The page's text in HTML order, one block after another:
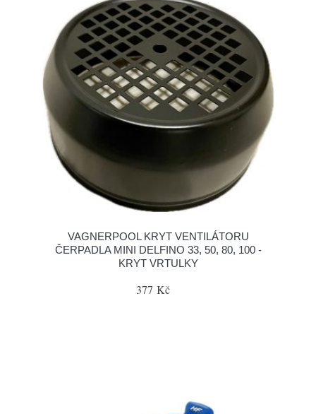
VAGNERPOOL KRYT VENTILÁTORU
ČERPADLA MINI DELFINO 33, 50, 80, 100 -
KRYT VRTULKY
377 Kč